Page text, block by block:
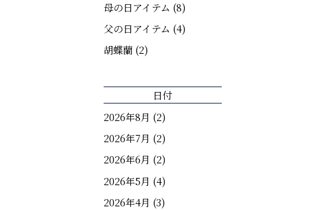
母の日アイテム (8)
父の日アイテム (4)
胡蝶蘭(2)
日付
2026年8月 (2)
2026年7月 (2)
2026年6月 (2)
2026年5月 (4)
2026年4月 (3)